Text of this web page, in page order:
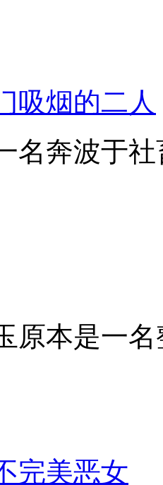
吸烟的二人
名奔波于社
原本是一名
完美恶女